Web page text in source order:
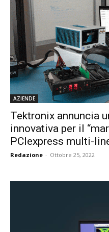
AZIENDE
Tektronix annuncia
innovativa per il
PCIexpress multi-
Redazione - Ottobre 25, 2022